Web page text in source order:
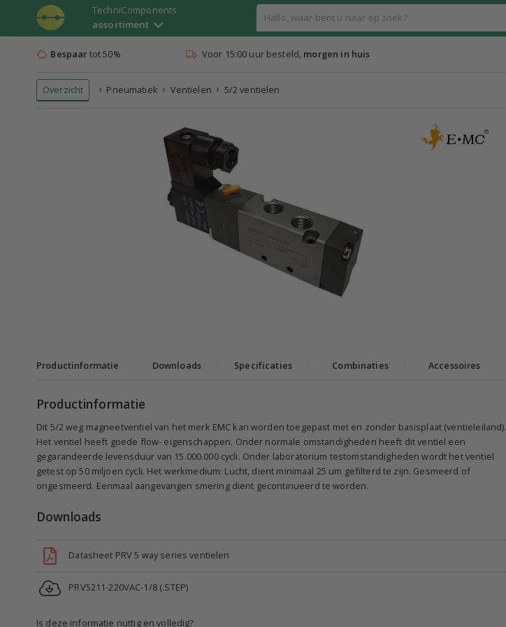
TechniComponents
assortiment
Bespaar tot 50% Voor 15:00 uur besteld, morgen in huis
Overzicht Pneumatiek Ventielen 5/2 ventielen
Productinformatie Downloads Specificaties Combinaties Accessoires
Productinformatie
Dit 5/2 weg magneetventiel van het merk EMC kan worden toegepast met en zonder basisplaat (ventieleiland).
Het ventiel heeft goede flow- eigenschappen. Onder normale omstandigheden heeft dit ventiel een
gegarandeerde levensduur van 15.000.000 cycli. Onder laboratorium testomstandigheden wordt het ventiel
getest op 50 miljoen cycli. Het werkmedium: Lucht, dient minimaal 25 um gefilterd te zijn. Gesmeerd of
ongesmeerd. Eenmaal aangevangen smering dient gecontinueerd te worden.
Downloads
Datasheet PRV 5 way series ventielen
PRV5211-220VAC-1/8 (.STEP)
Is deze informatie nuttig en volledig?